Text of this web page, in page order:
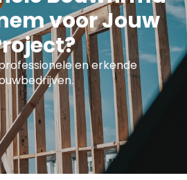
voor Jouw
en erkende